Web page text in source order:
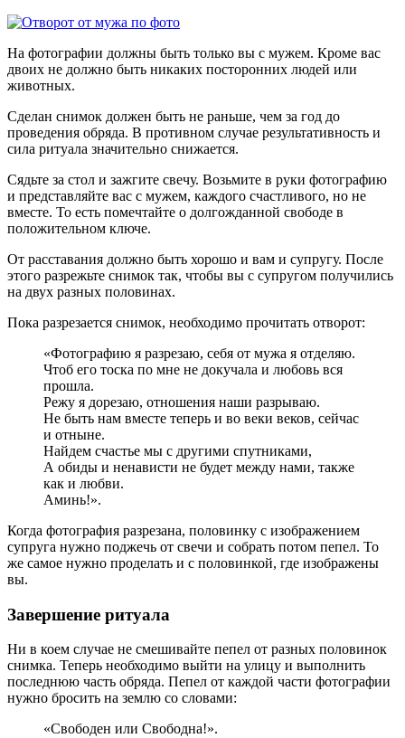
На фотографии должны быть только вы с мужем. Кроме вас
двоих не должно быть никаких посторонних людей или
животных.
Сделан снимок должен быть не раньше, чем за год до
проведения обряда. В противном случае результативность и
сила ритуала значительно снижается.
Сядьте за стол и зажгите свечу. Возьмите в руки фотографию
и представляйте вас с мужем, каждого счастливого, но не
вместе. То есть помечтайте о долгожданной свободе в
положительном ключе.
От расставания должно быть хорошо и вам и супругу. После
этого разрежьте снимок так, чтобы вы с супругом получились
на двух разных половинах.
Пока разрезается снимок, необходимо прочитать отворот:
«Фотографию я разрезаю, себя от мужа я отделяю.
Чтоб его тоска по мне не докучала и любовь вся
прошла.
Режу я дорезаю, отношения наши разрываю.
Не быть нам вместе теперь и во веки веков, сейчас
и отныне.
Найдем счастье мы с другими спутниками,
А обиды и ненависти не будет между нами, также
как и любви.
Аминь!».
Когда фотография разрезана, половинку с изображением
супруга нужно поджечь от свечи и собрать потом пепел. То
же самое нужно проделать и с половинкой, где изображены
вы.
Завершение ритуала
Ни в коем случае не смешивайте пепел от разных половинок
снимка. Теперь необходимо выйти на улицу и выполнить
последнюю часть обряда. Пепел от каждой части фотографии
нужно бросить на землю со словами:
«Свободен или Свободна!».